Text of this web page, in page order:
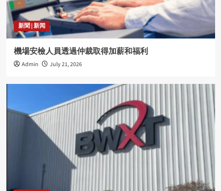
新聞 | 新闻
機場安檢人員透過仲裁取得加薪和福利
Admin July 21, 2026